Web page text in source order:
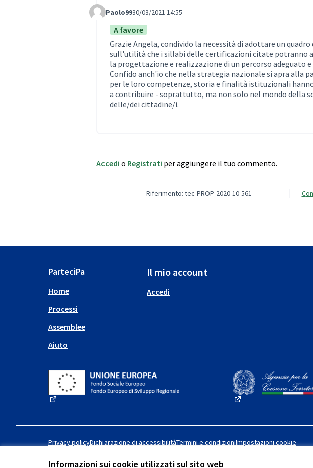
Informazioni sui cookie utilizzati sul sito web
Comment Label
Paolo9930/03/2021 14:55
A favore
Grazie Angela, condivido la necessità di adottare un
sull'utilità che i sillabi delle certificazioni citate potranno
la progettazione e realizzazione di un percorso adeguato
Confido anch'io che nella strategia nazionale si apra alla
per le loro competenze, storia e finalità istituzionali
a contribuire - soprattutto, ma non solo nel mondo della
delle/dei cittadine/i.
Accedi o Registrati per aggiungere il tuo commento.
Riferimento: tec-PROP-2020-10-561
ParteciPa
Home
Processi
Assemblee
Aiuto
Il mio account
Accedi
Privacy policyDichiarazione di accessibilitàTermini e condizioniImpostazioni cookie